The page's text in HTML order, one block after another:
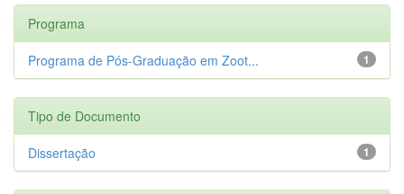
Programa
1
Programa de Pós-Graduação em Zoot...
Tipo de Documento
1
Dissertação